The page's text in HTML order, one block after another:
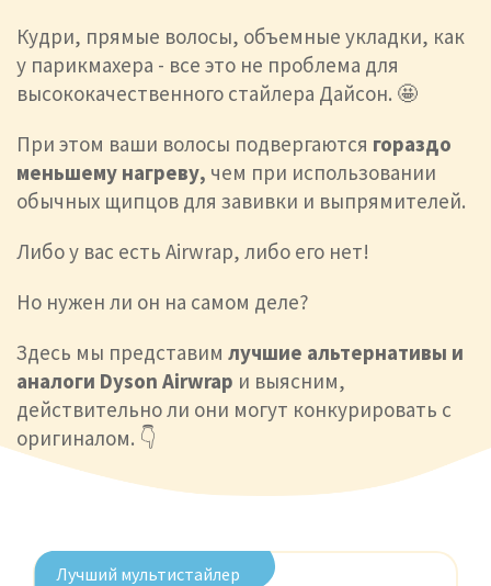
Кудри, прямые волосы, объемные укладки, как
у парикмахера - все это не проблема для
высококачественного стайлера Дайсон. 🤩
При этом ваши волосы подвергаются гораздо
меньшему нагреву, чем при использовании
обычных щипцов для завивки и выпрямителей.
Либо у вас есть Airwrap, либо его нет!
Но нужен ли он на самом деле?
Здесь мы представим лучшие альтернативы и
аналоги Dyson Airwrap и выясним,
действительно ли они могут конкурировать с
оригиналом. 👇
Лучший мультистайлер